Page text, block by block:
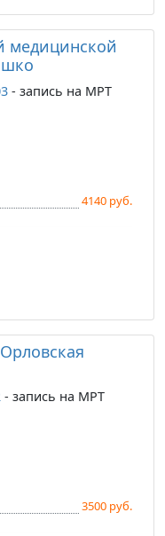
медицинской
- запись на МРТ
4140 руб.
- запись на МРТ
3500 руб.